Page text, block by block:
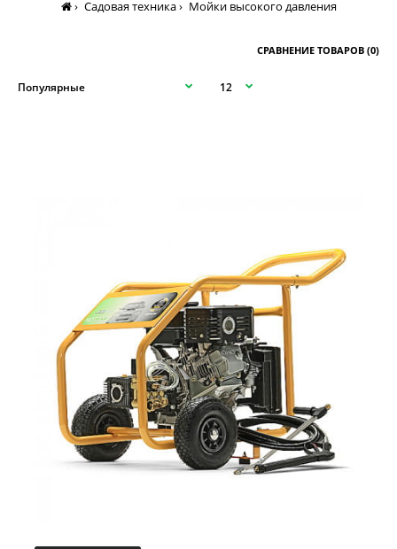
Садовая техника Мойки высокого давления
СРАВНЕНИЕ ТОВАРОВ (0)